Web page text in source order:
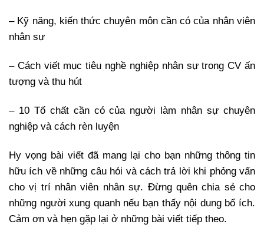
– Kỹ năng, kiến thức chuyên môn cần có của nhân viên
nhân sự
– Cách viết mục tiêu nghề nghiệp nhân sự trong CV ấn
tượng và thu hút
– 10 Tố chất cần có của người làm nhân sự chuyên
nghiệp và cách rèn luyện
Hy vọng bài viết đã mang lại cho bạn những thông tin
hữu ích về những câu hỏi và cách trả lời khi phỏng vấn
cho vị trí nhân viên nhân sự. Đừng quên chia sẻ cho
những người xung quanh nếu bạn thấy nội dung bổ ích.
Cảm ơn và hẹn gặp lại ở những bài viết tiếp theo.